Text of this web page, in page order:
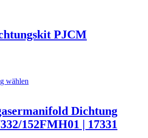
PJCM
wählen
Varianten
auf.
Die
Dichtung
152FMH01 | 17331